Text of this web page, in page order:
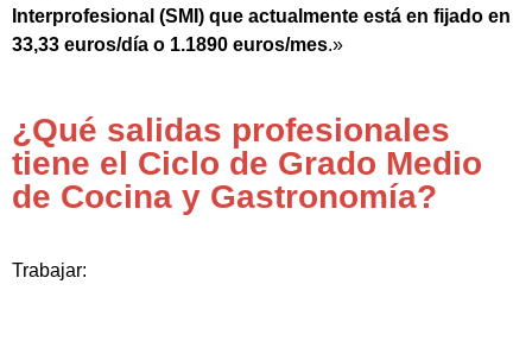
Interprofesional (SMI) que actualmente está en fijado en
33,33 euros/día o 1.1890 euros/mes.»
¿Qué salidas profesionales
tiene el Ciclo de Grado Medio
de Cocina y Gastronomía?
Trabajar: